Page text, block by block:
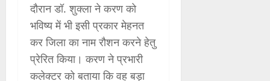
दौरान डॉ. शुक्ला ने करण को
भविष्य में भी इसी प्रकार मेहनत
कर जिला का नाम रौशन करने हेतु
प्रेरित किया। करण ने प्रभारी
कलेक्टर को बताया कि वह बड़ा